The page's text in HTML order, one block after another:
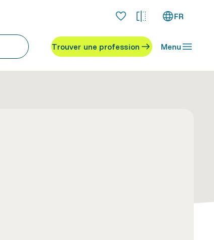
FR
Trouver une profession Menu